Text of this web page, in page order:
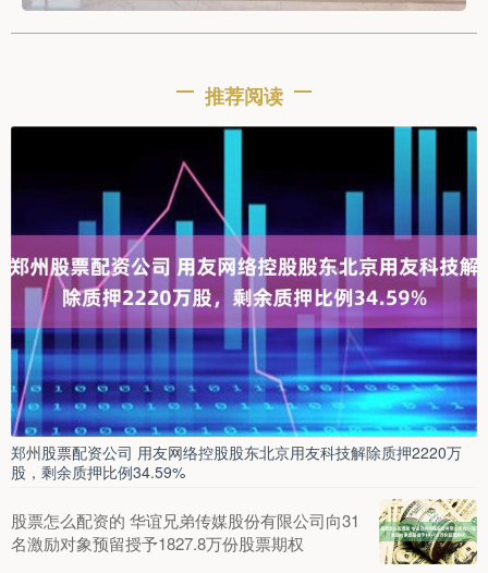
推荐阅读
郑州股票配资公司 用友网络控股股东北京用友科技解除质押2220万
股，剩余质押比例34.59%
股票怎么配资的 华谊兄弟传媒股份有限公司向31
名激励对象预留授予1827.8万份股票期权